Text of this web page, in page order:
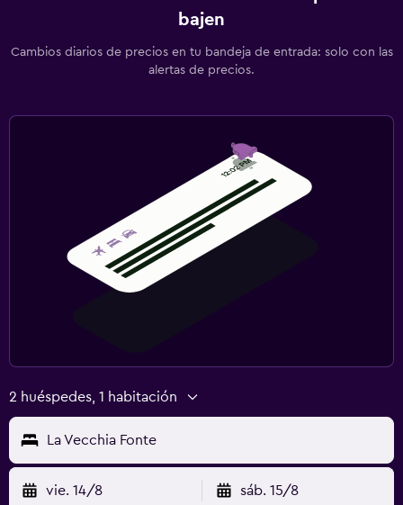
Servicios de cuidado de niños (con cargos)
Parque infantil
Lavandería
Lavandería
Gimnasio
Gimnasio
bajen
Cambios diarios de precios en tu bandeja de entrada: solo con las
alertas de precios.
2 huéspedes, 1 habitación
La Vecchia Fonte
vie. 14/8 sáb. 15/8